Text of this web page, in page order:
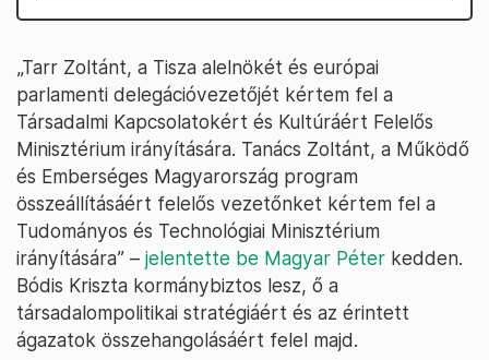
„Tarr Zoltánt, a Tisza alelnökét és európai
parlamenti delegációvezetőjét kértem fel a
Társadalmi Kapcsolatokért és Kultúráért Felelős
Minisztérium irányítására. Tanács Zoltánt, a Működő
és Emberséges Magyarország program
összeállításáért felelős vezetőnket kértem fel a
Tudományos és Technológiai Minisztérium
irányítására” – jelentette be Magyar Péter kedden.
Bódis Kriszta kormánybiztos lesz, ő a
társadalompolitikai stratégiáért és az érintett
ágazatok összehangolásáért felel majd.